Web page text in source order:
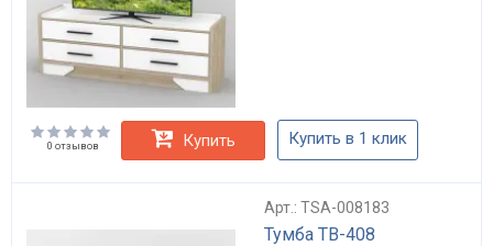
0 отзывов Купить Купить в 1 клик
Арт.: TSA-008183
Тумба ТВ-408